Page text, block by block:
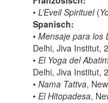
• L’Eveil Spirituel (
Spanisch:
• Mensaje para los
Delhi, Jiva Institut,
• El Yoga del
Delhi, Jiva Institut,
• Nama Tattva,
• El Hitopadesa,